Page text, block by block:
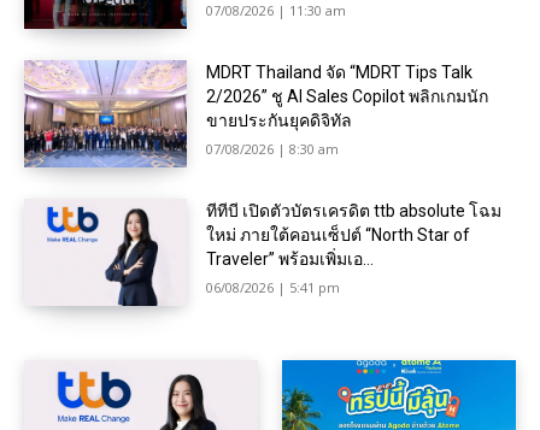
07/08/2026 | 11:30 am
MDRT Thailand จัด “MDRT Tips Talk
2/2026” ชู AI Sales Copilot พลิกเกมนัก
ขายประกันยุคดิจิทัล
07/08/2026 | 8:30 am
ทีทีบี เปิดตัวบัตรเครดิต ttb absolute โฉม
ใหม่ ภายใต้คอนเซ็ปต์ “North Star of
Traveler” พร้อมเพิ่มเอ...
06/08/2026 | 5:41 pm